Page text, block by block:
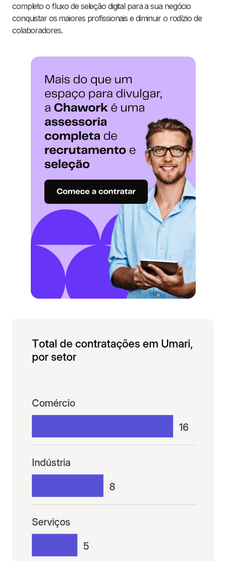
completo o fluxo de seleção digital para a sua negócio
conquistar os maiores profissionais e diminuir o rodízio de
colaboradores.